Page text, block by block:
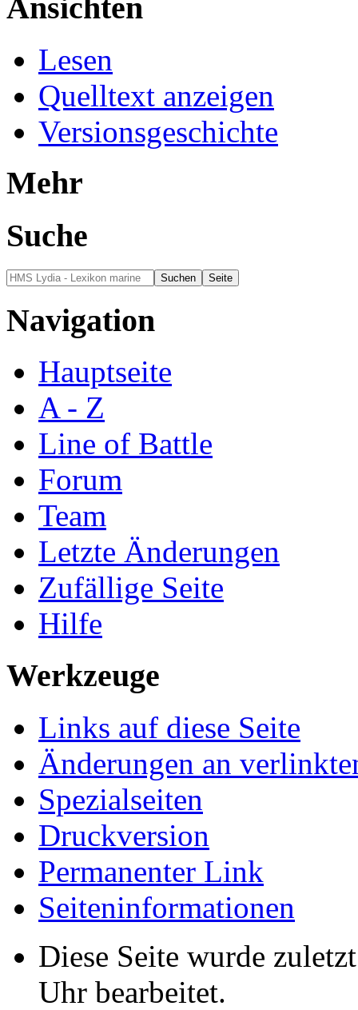
Ansichten
Lesen
Quelltext anzeigen
Versionsgeschichte
Mehr
Suche
Navigation
Hauptseite
A - Z
Line of Battle
Forum
Team
Letzte Änderungen
Zufällige Seite
Hilfe
Werkzeuge
Links auf diese Seite
Änderungen an
Spezialseiten
Druckversion
Permanenter Link
Seiten­informationen
Diese Seite wurde
Uhr bearbeitet.